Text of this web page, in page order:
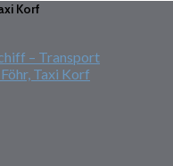
Korf
– Transport
Taxi Korf